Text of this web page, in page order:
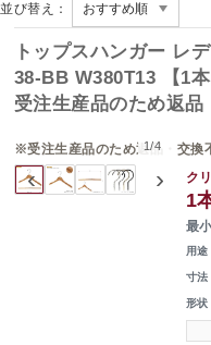
お知らせ
2024年12月12日
並び替え：
‹ ›
1/4
トップスハンガー レ
38-BB W380T13 【1
受注生産品のため返品
※受注生産品のため返品・交換
用途
寸法
形状
ク
1
最